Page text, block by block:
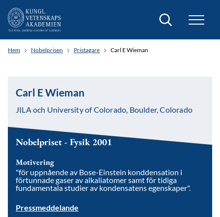
Sök
Hem Nobelprisen Pristagare Carl E Wieman
Carl E Wieman
JILA och University of Colorado, Boulder, Colorado
Nobelpriset - Fysik 2001
Motivering
"för uppnående av Bose-Einstein konddensation i
förtunnade gaser av alkaliatomer samt för tidiga
fundamentala studier av kondensatens egenskaper".
Pressmeddelande